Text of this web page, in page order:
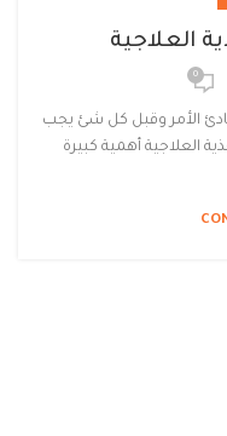
العلاجية
0
بادئ الأمر وقبل كل شئ يجب
العلاجية أهمية كبيرة